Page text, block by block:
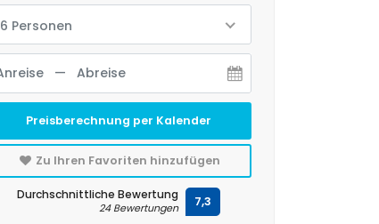
6 Personen
Preisberechnung per Kalender
Zu Ihren Favoriten hinzufügen
Durchschnittliche Bewertung
24 Bewertungen 7,3